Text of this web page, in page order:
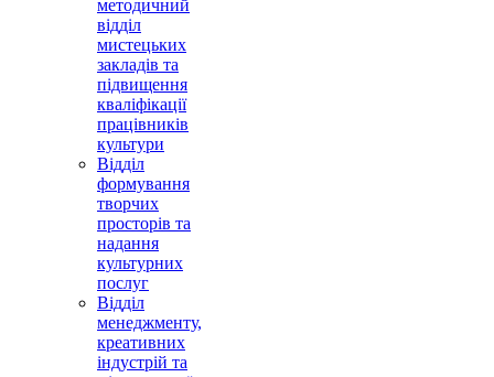
методичний
відділ
мистецьких
закладів та
підвищення
кваліфікації
працівників
культури
Відділ
формування
творчих
просторів та
надання
культурних
послуг
Відділ
менеджменту,
креативних
індустрій та